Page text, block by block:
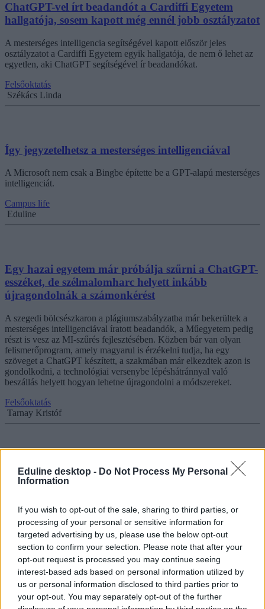
Eduline desktop - Do Not Process My Personal
Information
If you wish to opt-out of the sale, sharing to third parties, or
processing of your personal or sensitive information for
targeted advertising by us, please use the below opt-out
section to confirm your selection. Please note that after your
opt-out request is processed you may continue seeing
interest-based ads based on personal information utilized by
us or personal information disclosed to third parties prior to
your opt-out. You may separately opt-out of the further
ChatGPT-vel írt beadandót a Cardiffi Egyetem
hallgatója, sosem kapott még ennél jobb osztályzatot
A mesterséges intelligencia segítségével kapott először jeles
osztályzatot a Cardiffi Egyetem egyik hallgatója, de nem ő lehet az
egyetlen, aki ChatGPT segítségével ír beadandókat.
Felsőoktatás
Székács Linda
Így jegyzetelhetsz a mesterséges intelligenciával
A Microsoft nem csak a Bingbe építette be a GPT-alapú mesterséges
intelligenciát.
Campus life
Eduline
Egy hazai egyetem már próbálja szűrni a ChatGPT-
esszéket, de szélmalomharc helyett inkább
újragondolnák a számonkérést
A szegedi bölcsészkaron a plágiumszabályzatba már bekerültek a
mesterséges intelligenciával íratott beadandók, a Műegyetem pedig
részt is vesz az MI-szűrés fejlesztésében. Közben bár van olyan
felismerőprogram, amely magyarul is érzékelni tudja, ha egy
szöveget a ChatGPT készített, a szakmában már elkezdtek azon is
gondolkodni, a technológiai versenybe lépéshátránnyal való
beszállás helyett hogyan lehetne újragondolni a módszereket.
Felsőoktatás
Tarnay Kristóf
Eminens, diplomatikus, itt-ott sántít – megírattuk a
tavalyi érettségi esszéket a ChatGPT-vel
érvelt, de amikor megkapta, hogy ne értsen egyet, már határozottabb
ellenvéleményt írt. Néhol kicsit zavarosan fogalmazott, de a tagolás
és a felépítés logikus volt. Érettségi esszéket írattunk a ChatGPT-vel.
Érettségi-felvételi
Tarnay Kristóf